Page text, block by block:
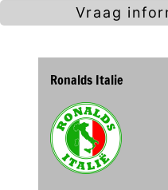
Vraag
Ronalds Italie